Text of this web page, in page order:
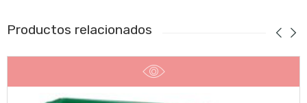
Productos relacionados